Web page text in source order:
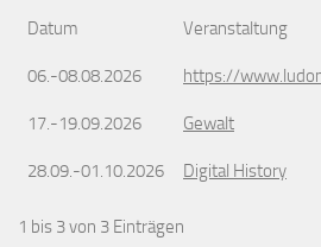
Datum Veranstaltung
06.-08.08.2026 https://
17.-19.09.2026 Gewalt
28.09.-01.10.2026 Digital History
1 bis 3 von 3 Einträgen